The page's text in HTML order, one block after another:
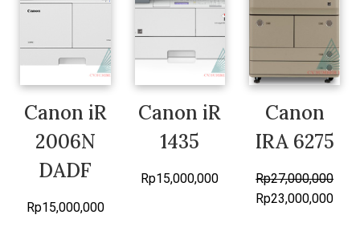
Canon iR
2006N
DADF
Rp15,000,000
Canon iR
1435
Rp15,000,000
Canon
IRA 6275
Rp27,000,000
Rp23,000,000